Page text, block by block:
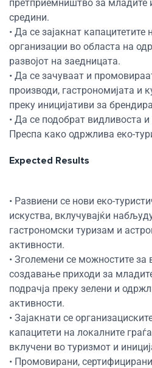
претприемништво за младите
средини.
• Да се зајакнат капацитетите
организации во областа на
развојот на заедницата.
• Да се зачуваат и
производи, гастрономијата и
преку иницијативи за
• Да се подобрат видливоста
Преспа како одржлива еко-
Expected Results
• Развиени се нови еко-
искуства, вклучувајќи
гастрономски туризам и
активности.
• Зголемени се можностите за
создавање приходи за
подрачја преку зелени и
активности.
• Зајакнати се
капацитети на локалните
вклучени во туризмот и
• Промовирани,